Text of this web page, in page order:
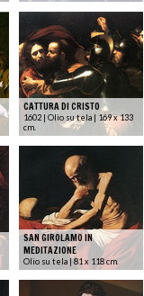
CATTURA DI CRISTO
1602 | Olio su tela | 169 x 133
cm.
SAN GIROLAMO IN
MEDITAZIONE
Olio su tela | 81 x 118 cm.